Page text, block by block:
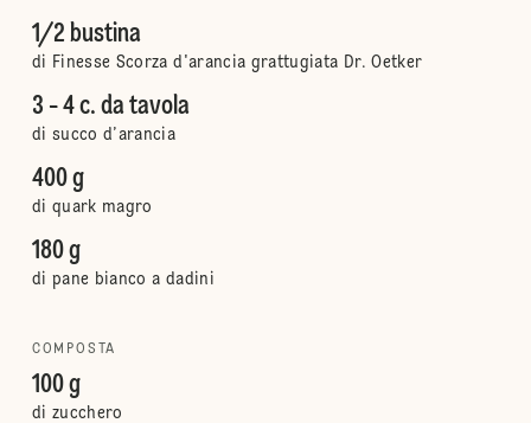
1/2 bustina
di Finesse Scorza d'arancia grattugiata Dr. Oetker
3 - 4 c. da tavola
di succo d’arancia
400 g
di quark magro
180 g
di pane bianco a dadini
COMPOSTA
100 g
di zucchero